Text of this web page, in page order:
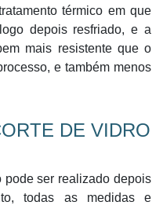
térmico em que
depois resfriado, e a
mais resistente que o
e também menos
DE VIDRO
pode ser realizado depois
todas as medidas e